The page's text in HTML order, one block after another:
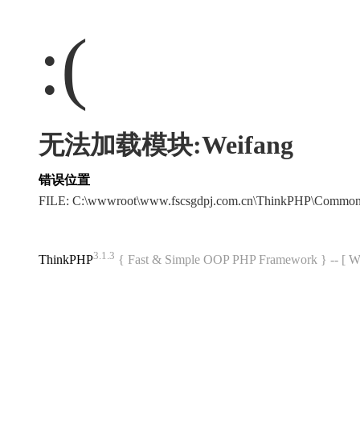
:(
无法加载模块:Weifang
错误位置
FILE:
ThinkPHP3.1.3 { Fast & Simple OOP PHP Framework } -- [